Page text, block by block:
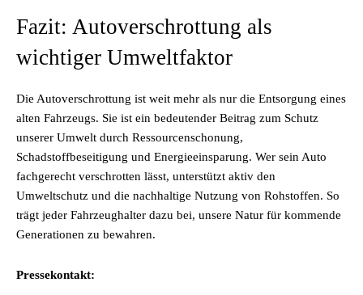
Fazit: Autoverschrottung als
wichtiger Umweltfaktor
Die Autoverschrottung ist weit mehr als nur die Entsorgung eines
alten Fahrzeugs. Sie ist ein bedeutender Beitrag zum Schutz
unserer Umwelt durch Ressourcenschonung,
Schadstoffbeseitigung und Energieeinsparung. Wer sein Auto
fachgerecht verschrotten lässt, unterstützt aktiv den
Umweltschutz und die nachhaltige Nutzung von Rohstoffen. So
trägt jeder Fahrzeughalter dazu bei, unsere Natur für kommende
Generationen zu bewahren.
Pressekontakt: